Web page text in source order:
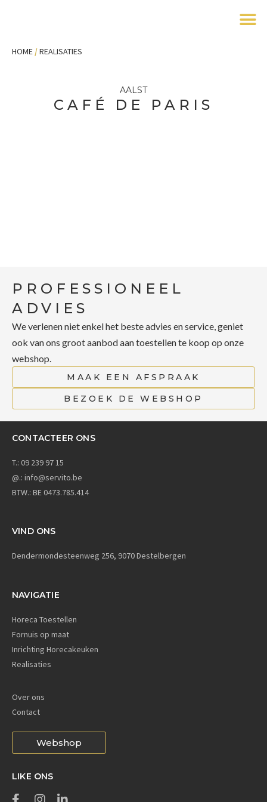
HOME /REALISATIES
AALST
CAFÉ DE PARIS
PROFESSIONEEL
ADVIES
We verlenen niet enkel het beste advies en service, geniet
ook van ons groot aanbod aan toestellen te koop op onze
webshop.
MAAK EEN AFSPRAAK
BEZOEK DE WEBSHOP
CONTACTEER ONS
T.: 09 239 97 15
@.: info@servito.be
BTW.: BE 0473.785.414
VIND ONS
Dendermondesteenweg 256, 9070 Destelbergen
NAVIGATIE
Horeca Toestellen
Fornuis op maat
Inrichting Horecakeuken
Realisaties
Over ons
Contact
Webshop
LIKE ONS